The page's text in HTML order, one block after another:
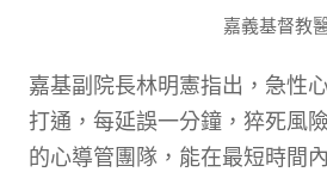
嘉義基督教
嘉基副院長林明憲指出，急性
打通，每延誤一分鐘，猝死風
的心導管團隊，能在最短時間